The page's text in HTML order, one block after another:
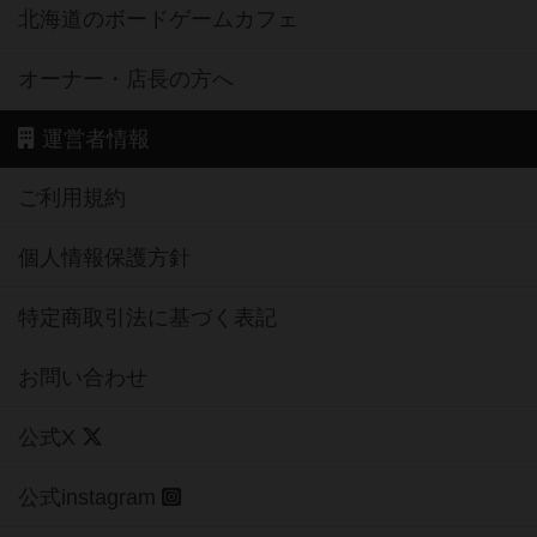
北海道のボードゲームカフェ
オーナー・店長の方へ
運営者情報
ご利用規約
個人情報保護方針
特定商取引法に基づく表記
お問い合わせ
公式X
公式instagram